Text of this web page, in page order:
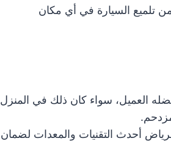
تلميع السيارة في أي مكان
العميل، سواء كان ذلك في المنزل
أحدث التقنيات والمعدات لضمان